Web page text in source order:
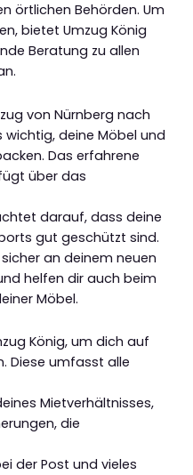
örtlichen Behörden. Um
bietet Umzug König
Beratung zu allen
von Nürnberg nach
wichtig, deine Möbel und
Das erfahrene
über das
darauf, dass deine
gut geschützt sind.
an deinem neuen
helfen dir auch beim
Möbel.
König, um dich auf
Diese umfasst alle
Mietverhältnisses,
die
der Post und vieles